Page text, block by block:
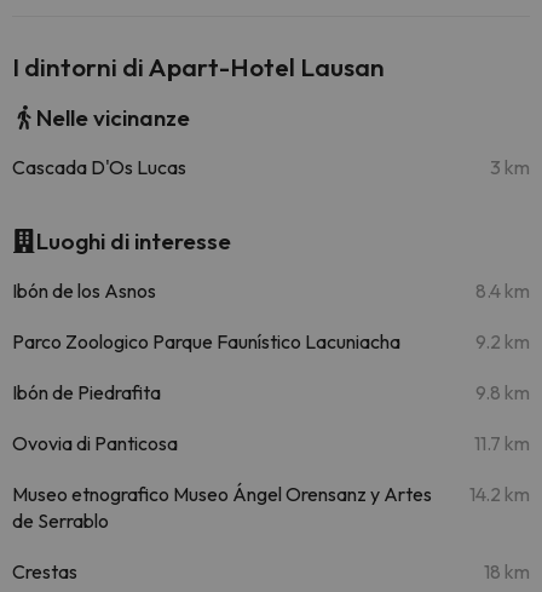
I dintorni di Apart-Hotel Lausan
Nelle vicinanze
Cascada D'Os Lucas 3 km
Luoghi di interesse
Ibón de los Asnos 8.4 km
Parco Zoologico Parque Faunístico Lacuniacha 9.2 km
Ibón de Piedrafita 9.8 km
Ovovia di Panticosa 11.7 km
Museo etnografico Museo Ángel Orensanz y Artes
de Serrablo
14.2 km
Crestas 18 km